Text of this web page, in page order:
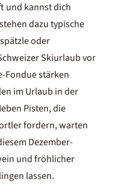
und kannst dich
dazu typische
oder
Skiurlaubvor
Fondue stärken
im Urlaub in der
Pisten, die
fordern, warten
Dezember-
und fröhlicher
lassen.